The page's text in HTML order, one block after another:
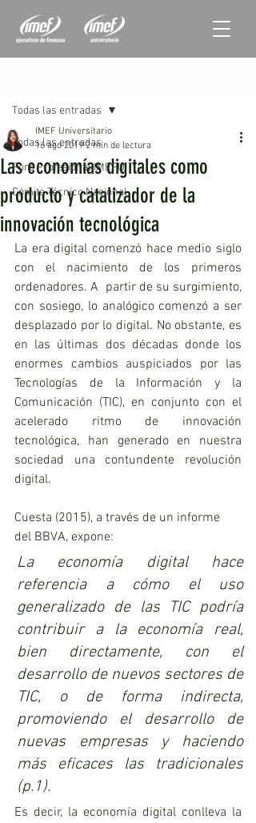
Todas las entradas
Foro Profesional IMEFU
Cómite Técnico Nacional
Todas las entradas
Las economías digitales como
producto y catalizador de la
innovación tecnológica
IMEF Universitario
16 ago 2019 2 min de lectura
La era digital comenzó hace medio siglo
con el nacimiento de los primeros
ordenadores. A  partir de su surgimiento,
con sosiego, lo analógico comenzó a ser
desplazado por lo digital. No obstante, es
en las últimas dos décadas donde los
enormes cambios auspiciados por las
Tecnologías de la Información y la
Comunicación (TIC), en conjunto con el
acelerado ritmo de innovación
tecnológica, han generado en nuestra
sociedad una contundente revolución
digital.
Cuesta (2015), a través de un informe
del BBVA, expone:
La economía digital hace
referencia a cómo el uso
generalizado de las TIC podría
contribuir a la economía real,
bien directamente, con el
desarrollo de nuevos sectores de
TIC, o de forma indirecta,
promoviendo el desarrollo de
nuevas empresas y haciendo
más eficaces las tradicionales
(p.1).
Es decir, la economía digital conlleva la